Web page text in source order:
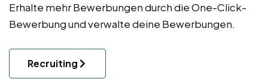
Erhalte mehr Bewerbungen durch die One-Click-
Bewerbung und verwalte deine Bewerbungen.
Recruiting